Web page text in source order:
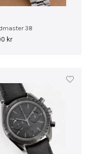
38
kr